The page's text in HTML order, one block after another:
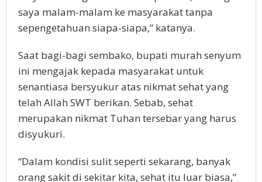
saya malam-malam ke masyarakat tanpa
sepengetahuan siapa-siapa,” katanya.
Saat bagi-bagi sembako, bupati murah senyum
ini mengajak kepada masyarakat untuk
senantiasa bersyukur atas nikmat sehat yang
telah Allah SWT berikan. Sebab, sehat
merupakan nikmat Tuhan tersebar yang harus
disyukuri.
“Dalam kondisi sulit seperti sekarang, banyak
orang sakit di sekitar kita, sehat itu luar biasa,”